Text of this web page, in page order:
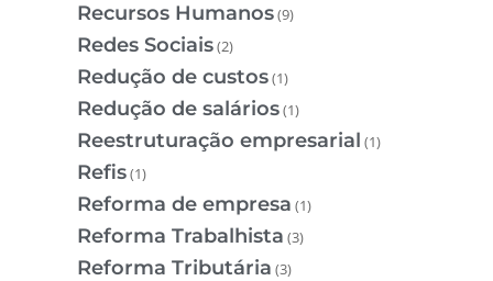
Recursos Humanos(9)
Redes Sociais(2)
Redução de custos(1)
Redução de salários(1)
Reestruturação empresarial (1)
Refis(1)
Reforma de empresa (1)
Reforma Trabalhista (3)
Reforma Tributária (3)